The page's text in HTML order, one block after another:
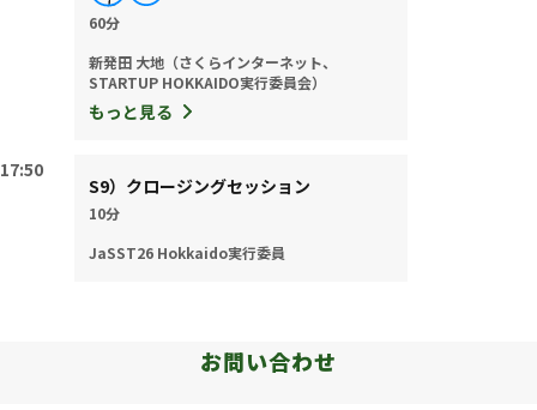
17:50
S9）クロージングセッション
10分
JaSST26 Hokkaido実行委員
60分
新発田 大地（さくらインターネット、
STARTUP HOKKAIDO実行委員会）
もっと見る
お問い合わせ